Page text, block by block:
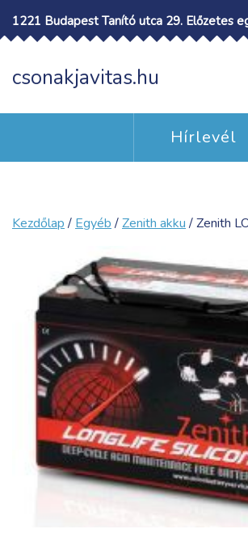
content
1221 Budapest Tanító utca 29. Előzetes
csonakjavitas.hu
Hírlevél
Kezdőlap/ Egyéb/Zenith akku/ Zenith